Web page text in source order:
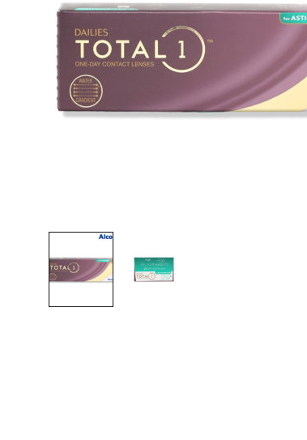
브
바
슈
롬
알
가